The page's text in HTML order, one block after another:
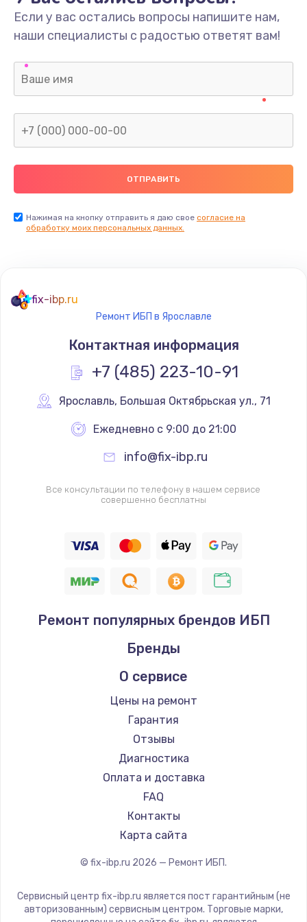
Если у вас остались вопросы напишите нам,
наши специалисты с радостью ответят вам!
Нажимая на кнопку отправить я даю свое согласие на
обработку моих персональных данных.
fix-ibp.ru
Ремонт ИБП в Ярославле
Контактная информация
+7 (485) 223-10-91
Ярославль, Большая Октябрьская ул., 71
Ежедневно с 9:00 до 21:00
info@fix-ibp.ru
Все консультации по телефону в нашем сервисе
совершенно бесплатны
Ремонт популярных брендов ИБП
Бренды
О сервисе
Цены на ремонт
Гарантия
Отзывы
Диагностика
Оплата и доставка
FAQ
Контакты
Карта сайта
© fix-ibp.ru 2026 — Ремонт ИБП.
Сервисный центр fix-ibp.ru является пост гарантийным (не
авторизованным) сервисным центром. Торговые марки,